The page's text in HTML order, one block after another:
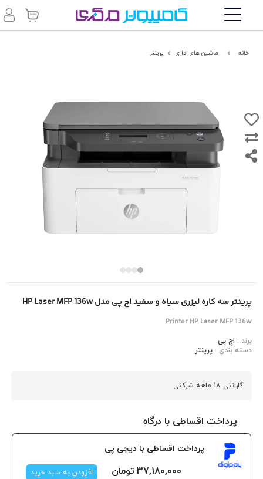
خانه ماشین های اداری پرینتر
پرینتر سه کاره لیزری سیاه و سفید اچ پی مدل HP Laser MFP 136w
Printer HP Laser MFP 136w
برند : اچ پی
دسته بندی :پرینتر
گارانتی 18 ماهه شرکتی
پرداخت اقساطی با درگاه
پرداخت اقساطی با دیجی پی
37,180,000 تومان افزودن به سبد خرید